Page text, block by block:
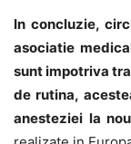
In concluzie,
asociatie
sunt impotriva
de rutina,
anesteziei la